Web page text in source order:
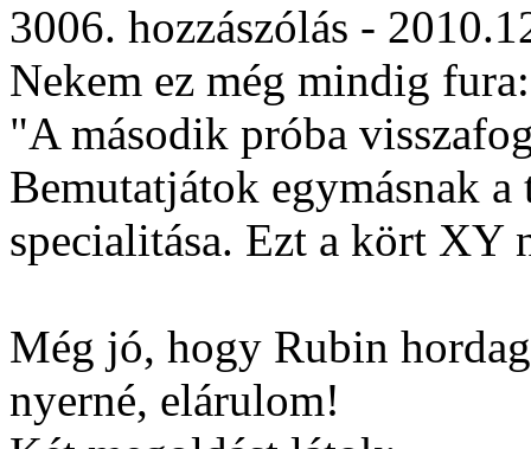
3006. hozzászólás -
Nekem ez még mindig fura:
"A második próba
Bemutatjátok egymásnak
specialitása. Ezt a kört XY
Még jó, hogy Rubin
nyerné, elárulom!